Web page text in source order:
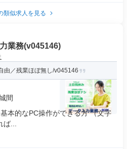
類似求人を見る
業務(v045146)
由／残業ほぼ無し/v045146
間
本的なPC操作ができる方 （文字
...